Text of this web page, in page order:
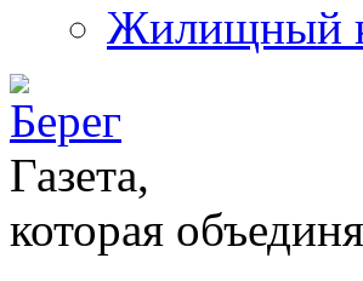
Жилищный
Газета,
которая